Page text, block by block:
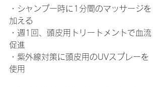
・シャンプー時に1分間のマッサージを
加える
・週1回、頭皮用トリートメントで血流
促進
・紫外線対策に頭皮用のUVスプレーを
使用